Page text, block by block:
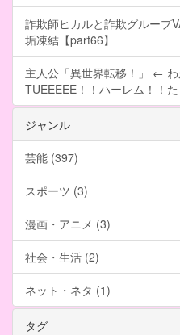
詐欺師ヒカルと詐欺グループ
垢凍結【part66】
主人公「異世界転移！」 ←
TUEEEEE！！ハーレム！！
ジャンル
芸能 (397)
スポーツ (3)
漫画・アニメ (3)
社会・生活 (2)
ネット・ネタ (1)
タグ